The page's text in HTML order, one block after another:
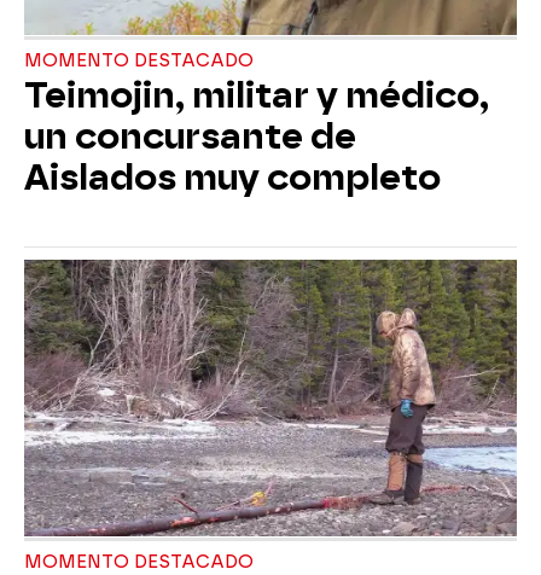
MOMENTO DESTACADO
Teimojin, militar y médico,
un concursante de
Aislados muy completo
MOMENTO DESTACADO